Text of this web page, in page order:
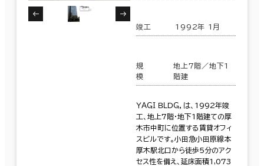
竣工 1992年 1月
規
模
地上7階／地下1
階建
ＹＡＧＩ ＢＬＤＧ，は、1992年竣
工、地上7階・地下1階建ての厚
木市中町に位置する賃貸オフィ
スビルです。小田急小田原線本
厚木駅北口から徒歩5分のアク
セス性を備え、延床面積1,073